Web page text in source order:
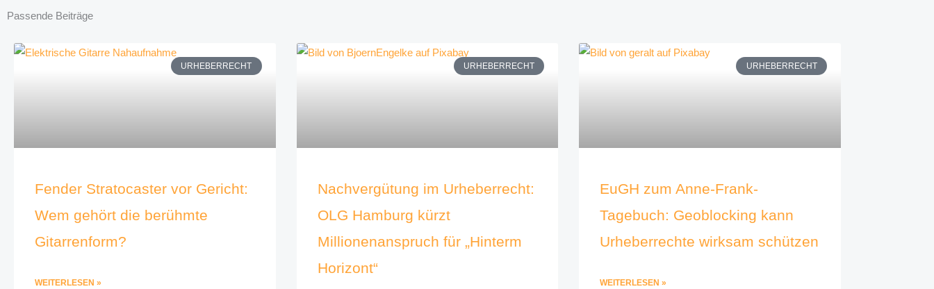
Passende Beiträge
URHEBERRECHT
Fender Stratocaster vor Gericht:
Wem gehört die berühmte
Gitarrenform?
WEITERLESEN »
URHEBERRECHT
Nachvergütung im Urheberrecht:
OLG Hamburg kürzt
Millionenanspruch für „Hinterm
Horizont“
URHEBERRECHT
EuGH zum Anne-Frank-
Tagebuch: Geoblocking kann
Urheberrechte wirksam schützen
WEITERLESEN »